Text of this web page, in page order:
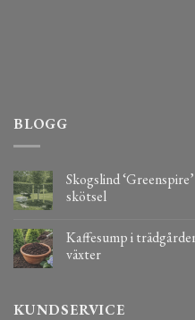
BLOGG
Skogslind
skötsel
Kaffesump i
växter
KUNDSERVICE